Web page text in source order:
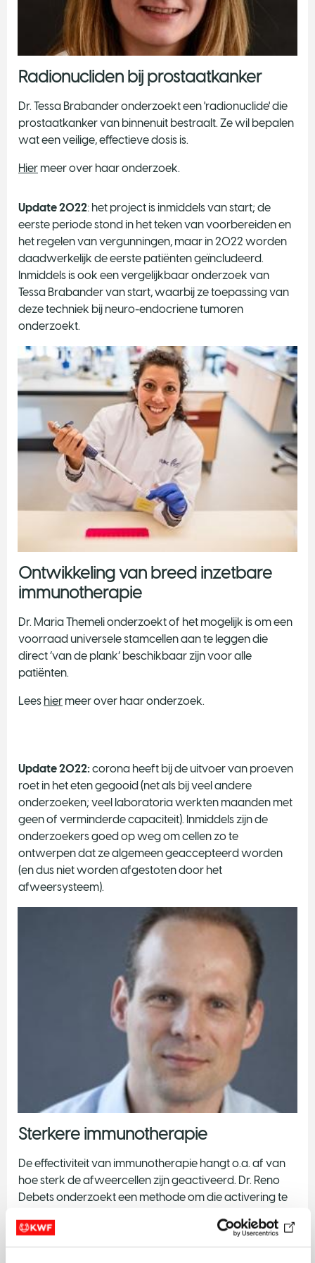
Radionucliden bij prostaatkanker
​Dr. Tessa Brabander onderzoekt een 'radionuclide' die
prostaatkanker van binnenuit bestraalt. Ze wil bepalen
wat een veilige, effectieve dosis is.
Hier meer over haar onderzoek.
Update 2022: het project is inmiddels van start; de
eerste periode stond in het teken van voorbereiden en
het regelen van vergunningen, maar in 2022 worden
daadwerkelijk de eerste patiënten geïncludeerd.
Inmiddels is ook een vergelijkbaar onderzoek van
Tessa Brabander van start, waarbij ze toepassing van
deze techniek bij neuro-endocriene tumoren
onderzoekt.
Ontwikkeling van breed inzetbare
immunotherapie
Dr. Maria Themeli onderzoekt of het mogelijk is om een
voorraad universele stamcellen aan te leggen die
direct ‘van de plank’ beschikbaar zijn voor alle
patiënten.
Lees hier meer over haar onderzoek.
Update 2022: corona heeft bij de uitvoer van proeven
roet in het eten gegooid (net als bij veel andere
onderzoeken; veel laboratoria werkten maanden met
geen of verminderde capaciteit). Inmiddels zijn de
onderzoekers goed op weg om cellen zo te
ontwerpen dat ze algemeen geaccepteerd worden
(en dus niet worden afgestoten door het
afweersysteem).
Sterkere immunotherapie
De effectiviteit van immunotherapie hangt o.a. af van
hoe sterk de afweercellen zijn geactiveerd. Dr. Reno
Debets onderzoekt een methode om die activering te